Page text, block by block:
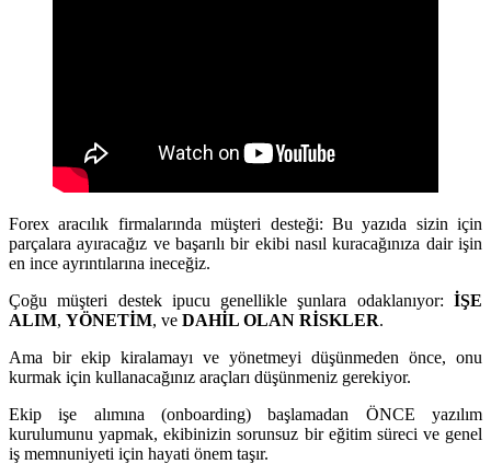
Forex aracılık firmalarında müşteri desteği: Bu yazıda sizin için
parçalara ayıracağız ve başarılı bir ekibi nasıl kuracağınıza dair işin
en ince ayrıntılarına ineceğiz.
Çoğu müşteri destek ipucu genellikle şunlara odaklanıyor: İŞE
ALIM, YÖNETİM, ve DAHİL OLAN RİSKLER.
Ama bir ekip kiralamayı ve yönetmeyi düşünmeden önce, onu
kurmak için kullanacağınız araçları düşünmeniz gerekiyor.
Ekip işe alımına (onboarding) başlamadan ÖNCE yazılım
kurulumunu yapmak, ekibinizin sorunsuz bir eğitim süreci ve genel
iş memnuniyeti için hayati önem taşır.